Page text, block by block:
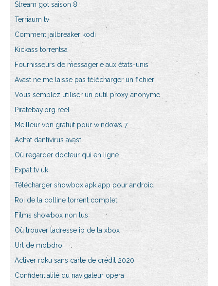
Stream got saison 8
Terriaum tv
Comment jailbreaker kodi
Kickass torrentsa
Fournisseurs de messagerie aux états-unis
Avast ne me laisse pas télécharger un fichier
Vous semblez utiliser un outil proxy anonyme
Piratebay.org réel
Meilleur vpn gratuit pour windows 7
Achat dantivirus avast
Où regarder docteur qui en ligne
Expat tv uk
Télécharger showbox apk app pour android
Roi de la colline torrent complet
Films showbox non lus
Où trouver ladresse ip de la xbox
Url de mobdro
Activer roku sans carte de crédit 2020
Confidentialité du navigateur opera